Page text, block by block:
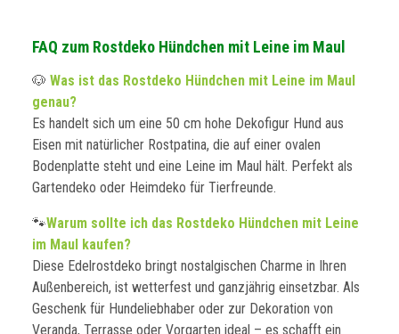
FAQ zum Rostdeko Hündchen mit Leine im Maul
🐶 Was ist das Rostdeko Hündchen mit Leine im Maul
genau?
Es handelt sich um eine 50 cm hohe Dekofigur Hund aus
Eisen mit natürlicher Rostpatina, die auf einer ovalen
Bodenplatte steht und eine Leine im Maul hält. Perfekt als
Gartendeko oder Heimdeko für Tierfreunde.
🐾Warum sollte ich das Rostdeko Hündchen mit Leine
im Maul kaufen?
Diese Edelrostdeko bringt nostalgischen Charme in Ihren
Außenbereich, ist wetterfest und ganzjährig einsetzbar. Als
Geschenk für Hundeliebhaber oder zur Dekoration von
Veranda, Terrasse oder Vorgarten ideal – es schafft ein